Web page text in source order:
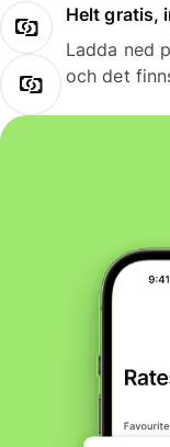
Helt gratis,
Ladda ned
och det